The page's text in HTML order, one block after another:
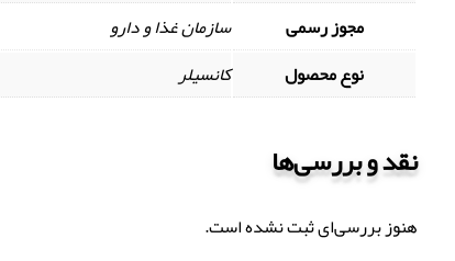
مجوز رسمی
سازمان غذا و دارو
نوع محصول
کانسیلر
نقد و بررسی‌ها
هنوز بررسی‌ای ثبت نشده است.